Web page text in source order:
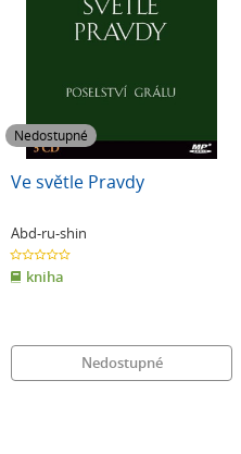
Nedostupné
Ve světle Pravdy
Abd-ru-shin
0.0
z
5
hvězdiček
kniha
Nedostupné